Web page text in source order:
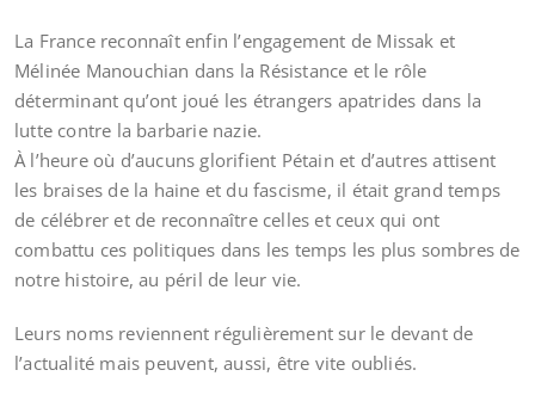
La France reconnaît enfin l’engagement de Missak et
Mélinée Manouchian dans la Résistance et le rôle
déterminant qu’ont joué les étrangers apatrides dans la
lutte contre la barbarie nazie.
À l’heure où d’aucuns glorifient Pétain et d’autres attisent
les braises de la haine et du fascisme, il était grand temps
de célébrer et de reconnaître celles et ceux qui ont
combattu ces politiques dans les temps les plus sombres de
notre histoire, au péril de leur vie.
Leurs noms reviennent régulièrement sur le devant de
l’actualité mais peuvent, aussi, être vite oubliés.